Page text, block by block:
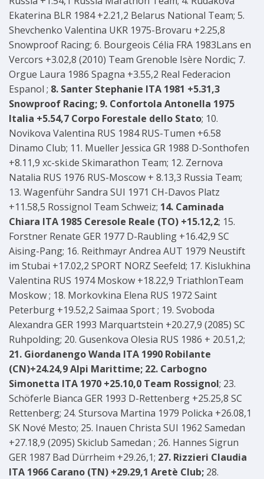
Ekaterina BLR 1984 +2.21,2 Belarus National Team; 5.
Shevchenko Valentina UKR 1975-Brovaru +2.25,8
Snowproof Racing; 6. Bourgeois Célia FRA 1983Lans en
Vercors +3.02,8 (2010) Team Grenoble Isère Nordic; 7.
Orgue Laura 1986 Spagna +3.55,2 Real Federacion
Espanol ; 8. Santer Stephanie ITA 1981 +5.31,3
Snowproof Racing; 9. Confortola Antonella 1975
Italia +5.54,7 Corpo Forestale dello Stato; 10.
Novikova Valentina RUS 1984 RUS-Tumen +6.58
Dinamo Club; 11. Mueller Jessica GR 1988 D-Sonthofen
+8.11,9 xc-ski.de Skimarathon Team; 12. Zernova
Natalia RUS 1976 RUS-Moscow + 8.13,3 Russia Team;
13. Wagenführ Sandra SUI 1971 CH-Davos Platz
+11.58,5 Rossignol Team Schweiz; 14. Caminada
Chiara ITA 1985 Ceresole Reale (TO) +15.12,2; 15.
Forstner Renate GER 1977 D-Raubling +16.42,9 SC
Aising-Pang; 16. Reithmayr Andrea AUT 1979 Neustift
im Stubai +17.02,2 SPORT NORZ Seefeld; 17. Kislukhina
Valentina RUS 1974 Moskow +18.22,9 TriathlonTeam
Moskow ; 18. Morkovkina Elena RUS 1972 Saint
Peterburg +19.52,2 Saimaa Sport ; 19. Svoboda
Alexandra GER 1993 Marquartstein +20.27,9 (2085) SC
Ruhpolding; 20. Gusenkova Olesia RUS 1986 + 20.51,2;
21. Giordanengo Wanda ITA 1990 Robilante
(CN)+24.24,9 Alpi Marittime; 22. Carbogno
Simonetta ITA 1970 +25.10,0 Team Rossignol; 23.
Schöferle Bianca GER 1993 D-Rettenberg +25.25,8 SC
Rettenberg; 24. Stursova Martina 1979 Policka +26.08,1
SK Nové Mesto; 25. Inauen Christa SUI 1962 Samedan
+27.18,9 (2095) Skiclub Samedan ; 26. Hannes Sigrun
GER 1987 Bad Dürrheim +29.26,1; 27. Rizzieri Claudia
ITA 1966 Carano (TN) +29.29,1 Aretè Club; 28.